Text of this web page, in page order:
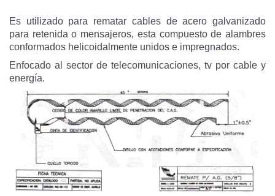
Es utilizado para rematar cables de acero galvanizado
para retenida o mensajeros, esta compuesto de alambres
conformados helicoidalmente unidos e impregnados.
Enfocado al sector de telecomunicaciones, tv por cable y
energía.